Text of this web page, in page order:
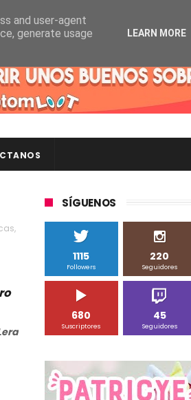
,
SÍGUENOS
1115
Followers
220
Seguidores
680
Suscriptores
45
Seguidores
and user-agent
generate usage
LEARN MORE